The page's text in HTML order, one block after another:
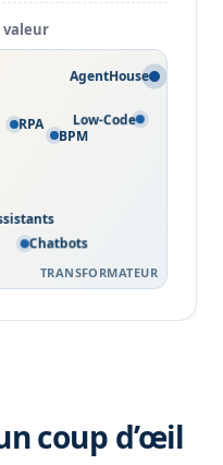
valeur
TRANSFORMATEUR
AgentHouse
RPA
BPM
Low-Code
Chatbots
coup d’œil